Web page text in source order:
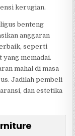
kerugian.
benteng
anggaran
seperti
yang memadai.
mahal di masa
Jadilah pembeli
dan estetika